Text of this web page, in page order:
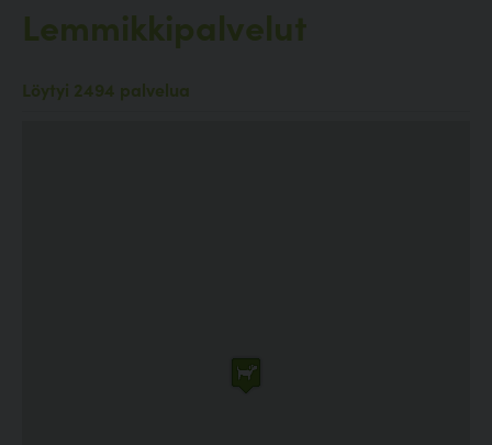
Lemmikkipalvelut
Löytyi 2494 palvelua